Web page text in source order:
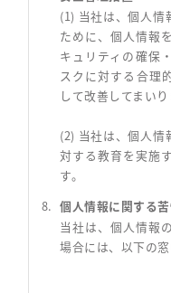
(1) 当社は、個人情
ために、個人情報
キュリティの確保
スクに対する合理
して改善してまいり
(2) 当社は、個人情
対する教育を実施
す。
個人情報に関する
当社は、個人情報
場合には、以下の